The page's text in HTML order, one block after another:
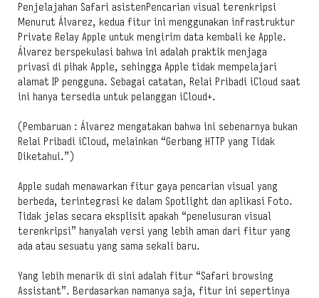
Penjelajahan Safari asistenPencarian visual terenkripsi
Menurut Álvarez, kedua fitur ini menggunakan infrastruktur
Private Relay Apple untuk mengirim data kembali ke Apple.
Álvarez berspekulasi bahwa ini adalah praktik menjaga
privasi di pihak Apple, sehingga Apple tidak mempelajari
alamat IP pengguna. Sebagai catatan, Relai Pribadi iCloud saat
ini hanya tersedia untuk pelanggan iCloud+.
(Pembaruan : Álvarez mengatakan bahwa ini sebenarnya bukan
Relai Pribadi iCloud, melainkan “Gerbang HTTP yang Tidak
Diketahui.”)
Apple sudah menawarkan fitur gaya pencarian visual yang
berbeda, terintegrasi ke dalam Spotlight dan aplikasi Foto.
Tidak jelas secara eksplisit apakah “penelusuran visual
terenkripsi” hanyalah versi yang lebih aman dari fitur yang
ada atau sesuatu yang sama sekali baru.
Yang lebih menarik di sini adalah fitur “Safari browsing
Assistant”. Berdasarkan namanya saja, fitur ini sepertinya